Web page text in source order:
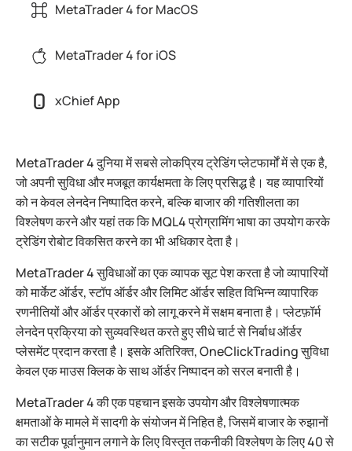
MetaTrader 4 for MacOS
MetaTrader 4 for iOS
xChief App
MetaTrader 4 दुनिया में सबसे लोकप्रिय ट्रेडिंग प्लेटफार्मों में से एक है,
जो अपनी सुविधा और मजबूत कार्यक्षमता के लिए प्रसिद्ध है। यह व्यापारियों
को न केवल लेनदेन निष्पादित करने, बल्कि बाजार की गतिशीलता का
विश्लेषण करने और यहां तक कि MQL4 प्रोग्रामिंग भाषा का उपयोग करके
ट्रेडिंग रोबोट विकसित करने का भी अधिकार देता है।
MetaTrader 4 सुविधाओं का एक व्यापक सूट पेश करता है जो व्यापारियों
को मार्केट ऑर्डर, स्टॉप ऑर्डर और लिमिट ऑर्डर सहित विभिन्न व्यापारिक
रणनीतियों और ऑर्डर प्रकारों को लागू करने में सक्षम बनाता है। प्लेटफ़ॉर्म
लेनदेन प्रक्रिया को सुव्यवस्थित करते हुए सीधे चार्ट से निर्बाध ऑर्डर
प्लेसमेंट प्रदान करता है। इसके अतिरिक्त, OneClickTrading सुविधा
केवल एक माउस क्लिक के साथ ऑर्डर निष्पादन को सरल बनाती है।
MetaTrader 4 की एक पहचान इसके उपयोग और विश्लेषणात्मक
क्षमताओं के मामले में सादगी के संयोजन में निहित है, जिसमें बाजार के रुझानों
का सटीक पूर्वानुमान लगाने के लिए विस्तृत तकनीकी विश्लेषण के लिए 40 से